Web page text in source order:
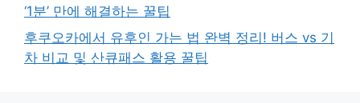
‘1분’ 만에 해결하는 꿀팁
후쿠오카에서 유후인 가는 법 완벽 정리! 버스 vs 기
차 비교 및 산큐패스 활용 꿀팁